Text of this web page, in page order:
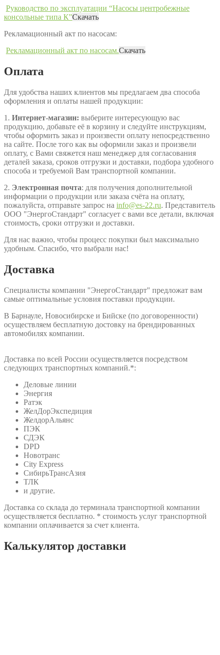
Руководство по эксплуатации “Насосы центробежные
консольные типа К”Скачать
Рекламационный акт по насосам:
Рекламационный акт по насосам.Скачать
Оплата
Для удобства наших клиентов мы предлагаем два способа
оформления и оплаты нашей продукции:
1. Интернет-магазин: выберите интересующую вас
продукцию, добавьте её в корзину и следуйте инструкциям,
чтобы оформить заказ и произвести оплату непосредственно
на сайте. После того как вы оформили заказ и произвели
оплату, с Вами свяжется наш менеджер для согласования
деталей заказа, сроков отгрузки и доставки, подбора удобного
способа и требуемой Вам транспортной компании.
2. Электронная почта: для получения дополнительной
информации о продукции или заказа счёта на оплату,
пожалуйста, отправьте запрос на info@es-22.ru. Представитель
ООО "ЭнергоСтандарт" согласует с вами все детали, включая
стоимость, сроки отгрузки и доставки.
Для нас важно, чтобы процесс покупки был максимально
удобным. Спасибо, что выбрали нас!
Доставка
Специалисты компании "ЭнергоСтандарт" предложат вам
самые оптимальные условия поставки продукции.
В Барнауле, Новосибирске и Бийске (по договоренности)
осуществляем бесплатную достовку на брендированных
автомобилях компании.
Доставка по всей России осуществляется посредством
следующих транспортных компаний.*:
Деловые линии
Энергия
Ратэк
ЖелДорЭкспедиция
ЖелдорАльянс
ПЭК
СДЭК
DPD
Новотранс
City Express
СибирьТрансАзия
ТЛК
и другие.
Доставка со склада до терминала транспортной компании
осуществляется бесплатно. * стоимость услуг транспортной
компании оплачивается за счет клиента.
Калькулятор доставки